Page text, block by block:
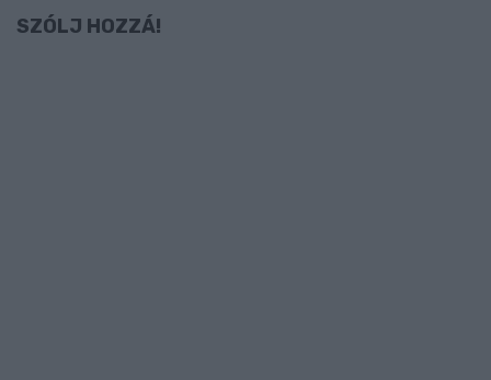
SZÓLJ HOZZÁ!